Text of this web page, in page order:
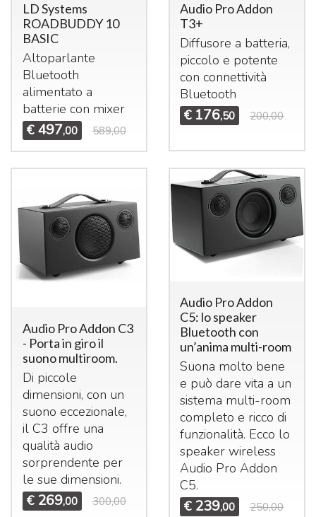
LD Systems
ROADBUDDY 10
BASIC
Altoparlante
Bluetooth
alimentato a
batterie con mixer
€ 497,00 589,00
Audio Pro Addon
T3+
Diffusore a batteria,
piccolo e potente
con connettività
Bluetooth
€ 176,50 200,00
Audio Pro Addon C3
- Porta in giro il
suono multiroom.
Di piccole
dimensioni, con un
suono eccezionale,
il C3 offre una
qualità audio
sorprendente per
le sue dimensioni.
€ 269,00 300,00
Audio Pro Addon
C5: lo speaker
Bluetooth con
un’anima multi-room
Suona molto bene
e può dare vita a un
sistema multi-room
completo e ricco di
funzionalità. Ecco lo
speaker wireless
Audio Pro Addon
C5.
€ 239,00 250,00